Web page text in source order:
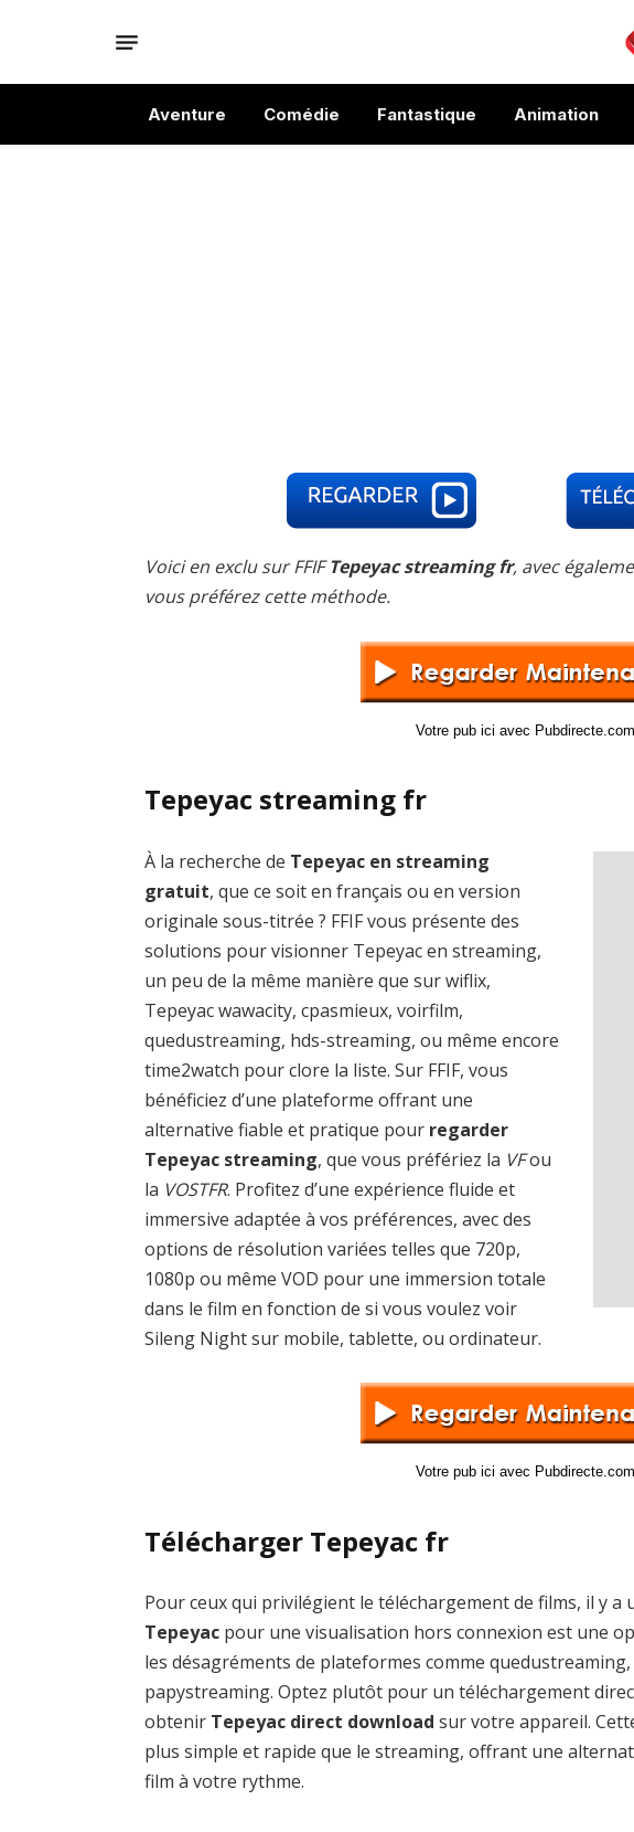
Aventure Comédie Fantastique Animation
Voici en exclu sur FFIFTepeyac streaming fr, avec
vous préférez cette méthode.
Votre pub ici avec Pubdirecte.com
Tepeyac streaming fr
À la recherche de Tepeyac en streaming
gratuit, que ce soit en français ou en version
originale sous-titrée ? FFIF vous présente des
solutions pour visionner Tepeyac en streaming,
un peu de la même manière que sur wiflix,
Tepeyac wawacity, cpasmieux, voirfilm,
quedustreaming, hds-streaming, ou même encore
time2watch pour clore la liste. Sur FFIF, vous
bénéficiez d’une plateforme offrant une
alternative fiable et pratique pour regarder
Tepeyac streaming, que vous préfériez la VFou
la VOSTFR. Profitez d’une expérience fluide et
immersive adaptée à vos préférences, avec des
options de résolution variées telles que 720p,
1080p ou même VOD pour une immersion totale
dans le film en fonction de si vous voulez voir
Sileng Night sur mobile, tablette, ou ordinateur.
Votre pub ici avec Pubdirecte.com
Télécharger Tepeyac fr
Pour ceux qui privilégient le téléchargement de films, il y
Tepeyac pour une visualisation hors connexion est une
les désagréments de plateformes comme
papystreaming. Optez plutôt pour un téléchargement
obtenir Tepeyac direct download sur votre appareil.
plus simple et rapide que le streaming, offrant une
film à votre rythme.